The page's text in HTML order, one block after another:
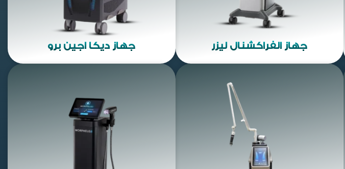
جهاز الفراكشنال ليزر جهاز ديكا اجين برو